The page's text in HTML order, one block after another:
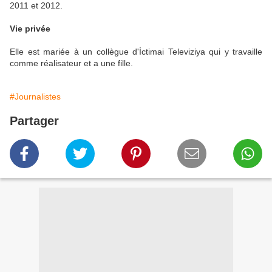
2011 et 2012.
Vie privée
Elle est mariée à un collègue d'İctimai Televiziya qui y travaille
comme réalisateur et a une fille.
#Journalistes
Partager